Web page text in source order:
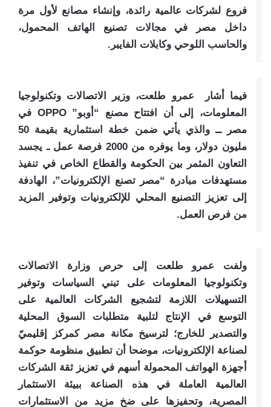
فروع لشركات عالمية رائدة، وإنشاء مصانع لأول مرة
داخل مصر في مجالات تصنيع الهاتف المحمول،
والحاسب اللوحي وكابلات الفايبر.
فيما أشار عمرو طلعت، وزير الاتصالات وتكنولوجيا
المعلومات، إلى أن افتتاح مصنع “أوبو” OPPO في
مصر ــ والذي يأتي ضمن خطة استثمارية بقيمة 50
مليون دولار، وما يوفره من 2000 فرصة عمل ـ يجسد
التعاون المثمر بين الحكومة والقطاع الخاص في تنفيذ
مستهدفات مبادرة “مصر تصنع الإلكترونيات”، الهادفة
إلى تعزيز التصنيع المحلي للإلكترونيات وتوفير المزيد
من فرص العمل.
ولفت عمرو طلعت إلى حرص وزارة الاتصالات
وتكنولوجيا المعلومات على تبني السياسات وتوفير
التسهيلات اللازمة لتشجيع الشركات العالمية على
التوسع في الإنتاج لتلبية متطلبات السوق المحلية
والتصدير للخارج؛ لترسيخ مكانة مصر كمركز إقليميّ
لصناعة الإلكترونيات، موضحا أن تطبيق منظومة حوكمة
أجهزة الهواتف المحمولة أسهم في تعزيز ثقة الشركات
العالمية العاملة في هذه الصناعة ببيئة الاستثمار
المصرية، وتحفيزها على ضخ مزيد من الاستثمارات